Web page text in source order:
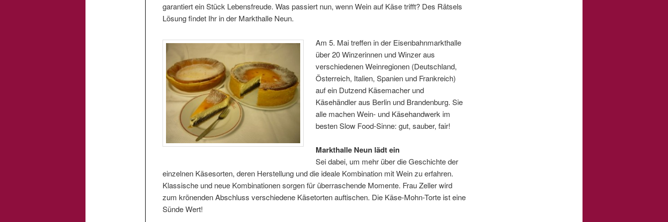
garantiert ein Stück Lebensfreude. Was passiert nun, wenn Wein auf Käse trifft? Des Rätsels
Lösung findet Ihr in der Markthalle Neun.
Am 5. Mai treffen in der Eisenbahnmarkthalle
über 20 Winzerinnen und Winzer aus
verschiedenen Weinregionen (Deutschland,
Österreich, Italien, Spanien und Frankreich)
auf ein Dutzend Käsemacher und
Käsehändler aus Berlin und Brandenburg. Sie
alle machen Wein- und Käsehandwerk im
besten Slow Food-Sinne: gut, sauber, fair!
Markthalle Neun lädt ein
Sei dabei, um mehr über die Geschichte der
einzelnen Käsesorten, deren Herstellung und die ideale Kombination mit Wein zu erfahren.
Klassische und neue Kombinationen sorgen für überraschende Momente. Frau Zeller wird
zum krönenden Abschluss verschiedene Käsetorten auftischen. Die Käse-Mohn-Torte ist eine
Sünde Wert!